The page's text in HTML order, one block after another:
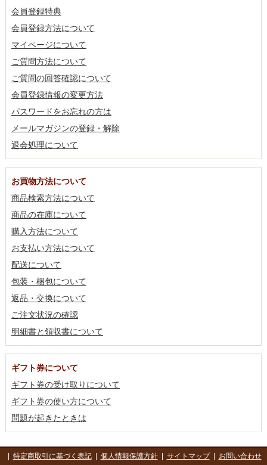
会員登録特典
会員登録方法について
マイページについて
ご質問方法について
ご質問の回答確認について
会員登録情報の変更方法
パスワードをお忘れの方は
メールマガジンの登録・解除
退会処理について
お買物方法について
商品検索方法について
商品の在庫について
購入方法について
お支払い方法について
配送について
包装・梱包について
返品・交換について
ご注文状況の確認
明細書と領収書について
ギフト券について
ギフト券の受け取りについて
ギフト券の使い方について
問題が起きたときは
| 特定商取引に基づく表記| 個人情報保護方針| サイトマップ| お問い合わせ